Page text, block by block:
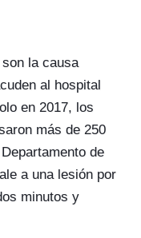
la causa
al hospital
en 2017, los
más de 250
de
a una lesión por
minutos y